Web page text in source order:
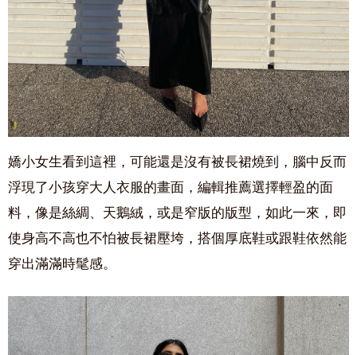
嬌小女生看到這裡，可能還是沒有被長裙燒到，腦中反而
浮現了小孩穿大人衣服的畫面，編輯推薦選擇輕盈的面
料，像是絲綢、天鵝絨，或是窄版的版型，如此一來，即
使身高不高也不怕被長裙壓垮，搭個厚底鞋或跟鞋依然能
穿出滿滿時髦感。